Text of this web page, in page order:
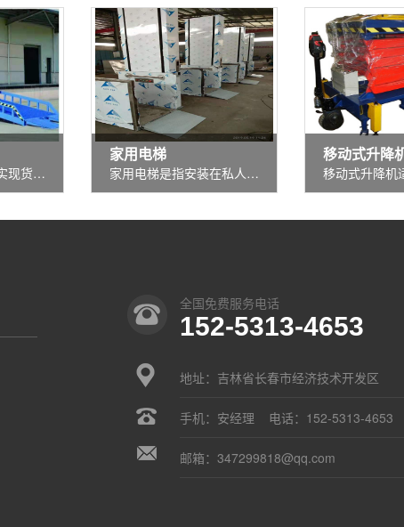
移动液压登车桥是实现货物快速装卸的专用辅助设备，它的高度调节功能使货车与库房的货台之间架起一座桥梁，叉车等搬运车辆...
家用电梯
家用电梯是指安装在私人住宅中，仅供单一家庭成员使用的电梯，它也可以安装在非单一家庭使用的建筑物内，作为单一家庭进入...
移动式升降
全国免费服务电话
152-5313-4653
地址：吉林省长春市经济技术开发区
手机：安经理 电话：152-5313-4653
邮箱： 347299818@qq.com